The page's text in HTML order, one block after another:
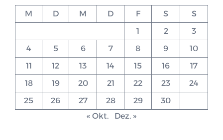
M D M D F S
S
1
2
3
4
5 6 7 8 9
10
11
12 13 14 15 16
17
18
19 20 21 22 23
24
25
26 27 28 29
30
« Okt.
Dez. »